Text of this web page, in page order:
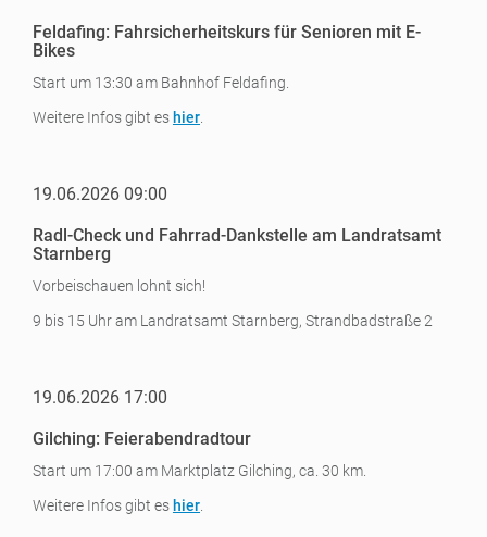
Feldafing: Fahrsicherheitskurs für Senioren mit E-
Bikes
Start um 13:30 am Bahnhof Feldafing.
Weitere Infos gibt es hier
19.06.2026 09:00
Radl-Check und Fahrrad-Dankstelle am Landratsamt
Starnberg
Vorbeischauen lohnt sich!
9 bis 15 Uhr am Landratsamt Starnberg, Strandbadstraße 2
19.06.2026 17:00
Gilching: Feierabendradtour
Start um 17:00 am Marktplatz Gilching, ca. 30 km.
Weitere Infos gibt es hier